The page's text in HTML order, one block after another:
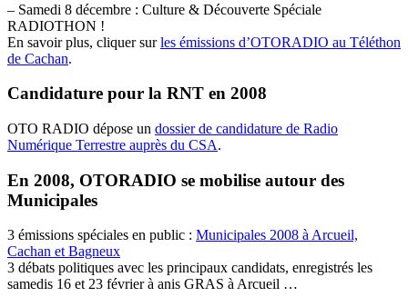
– Samedi 8 décembre : Culture & Découverte Spéciale
RADIOTHON !
En savoir plus, cliquer surles émissions d’OTORADIO au Téléthon
de Cachan.
Candidature pour la RNT en 2008
OTO RADIO dépose un dossier de candidature de Radio
Numérique Terrestre auprès du CSA.
En 2008, OTORADIO se mobilise autour des
Municipales
3 émissions spéciales en public : Municipales 2008 à Arcueil,
Cachan et Bagneux
3 débats politiques avec les principaux candidats, enregistrés les
samedis 16 et 23 février à anis GRAS à Arcueil …